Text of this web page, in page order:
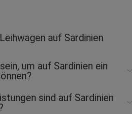
auf Sardinien
um auf Sardinien ein
sind auf Sardinien